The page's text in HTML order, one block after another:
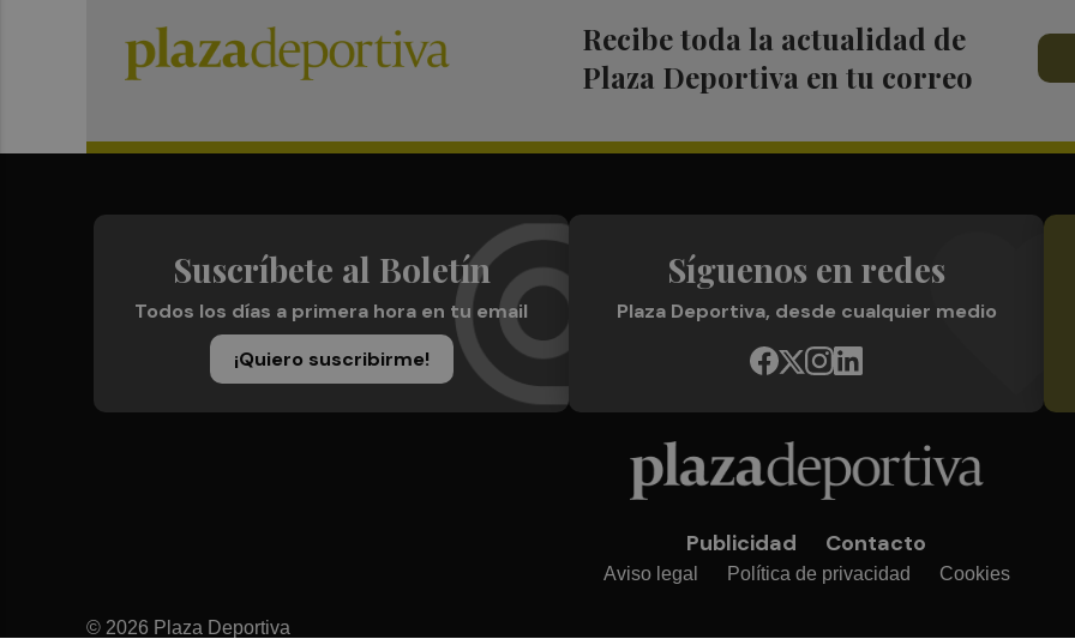
Recibe toda la actualidad de
Plaza Deportiva en tu correo
Suscríbete al Boletín
Todos los días a primera hora en tu email
¡Quiero suscribirme!
Síguenos en redes
Plaza Deportiva, desde cualquier medio
Publicidad Contacto
Aviso legal Política de privacidad Cookies
© 2026 Plaza Deportiva